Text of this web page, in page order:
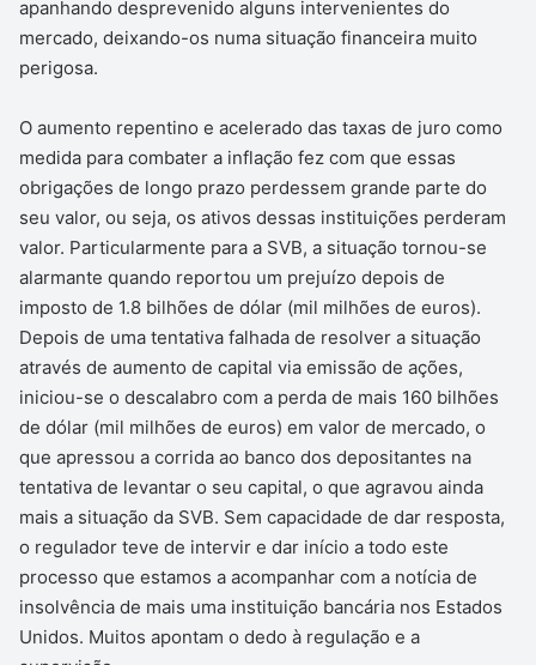
apanhando desprevenido alguns intervenientes do
mercado, deixando-os numa situação financeira muito
perigosa.
O aumento repentino e acelerado das taxas de juro como
medida para combater a inflação fez com que essas
obrigações de longo prazo perdessem grande parte do
seu valor, ou seja, os ativos dessas instituições perderam
valor. Particularmente para a SVB, a situação tornou-se
alarmante quando reportou um prejuízo depois de
imposto de 1.8 bilhões de dólar (mil milhões de euros).
Depois de uma tentativa falhada de resolver a situação
através de aumento de capital via emissão de ações,
iniciou-se o descalabro com a perda de mais 160 bilhões
de dólar (mil milhões de euros) em valor de mercado, o
que apressou a corrida ao banco dos depositantes na
tentativa de levantar o seu capital, o que agravou ainda
mais a situação da SVB. Sem capacidade de dar resposta,
o regulador teve de intervir e dar início a todo este
processo que estamos a acompanhar com a notícia de
insolvência de mais uma instituição bancária nos Estados
Unidos. Muitos apontam o dedo à regulação e a